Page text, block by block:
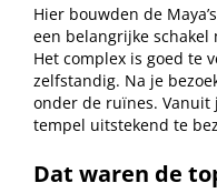
Hier bouwden de
een belangrijke
Het complex is goed te
zelfstandig. Na je
onder de ruïnes. Vanuit
tempel uitstekend te
Dat waren de